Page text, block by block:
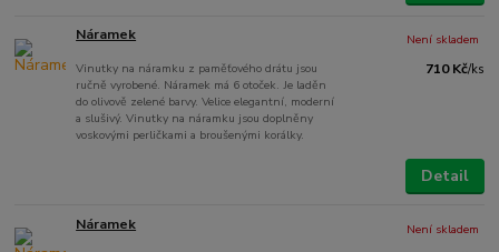
Náramek
Vinutky na náramku z paměťového drátu jsou
ručně vyrobené. Náramek má 6 otoček. Je laděn
do olivově zelené barvy. Velice elegantní, moderní
a slušivý. Vinutky na náramku jsou doplněny
voskovými perličkami a broušenými korálky.
710 Kč/ks
Není skladem
Detail
Náramek Není skladem